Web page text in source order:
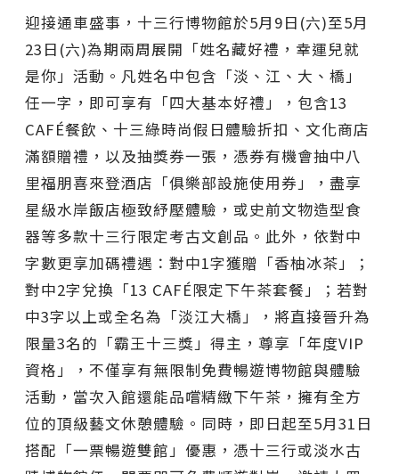
迎接通車盛事，十三行博物館於5月9日(六)至5月
23日(六)為期兩周展開「姓名藏好禮，幸運兒就
是你」活動。凡姓名中包含「淡、江、大、橋」
任一字，即可享有「四大基本好禮」，包含13
CAFÉ餐飲、十三綠時尚假日體驗折扣、文化商店
滿額贈禮，以及抽獎券一張，憑券有機會抽中八
里福朋喜來登酒店「俱樂部設施使用券」，盡享
星級水岸飯店極致紓壓體驗，或史前文物造型食
器等多款十三行限定考古文創品。此外，依對中
字數更享加碼禮遇：對中1字獲贈「香柚冰茶」；
對中2字兌換「13 CAFÉ限定下午茶套餐」；若對
中3字以上或全名為「淡江大橋」，將直接晉升為
限量3名的「霸王十三獎」得主，尊享「年度VIP
資格」，不僅享有無限制免費暢遊博物館與體驗
活動，當次入館還能品嚐精緻下午茶，擁有全方
位的頂級藝文休憩體驗。同時，即日起至5月31日
搭配「一票暢遊雙館」優惠，憑十三行或淡水古